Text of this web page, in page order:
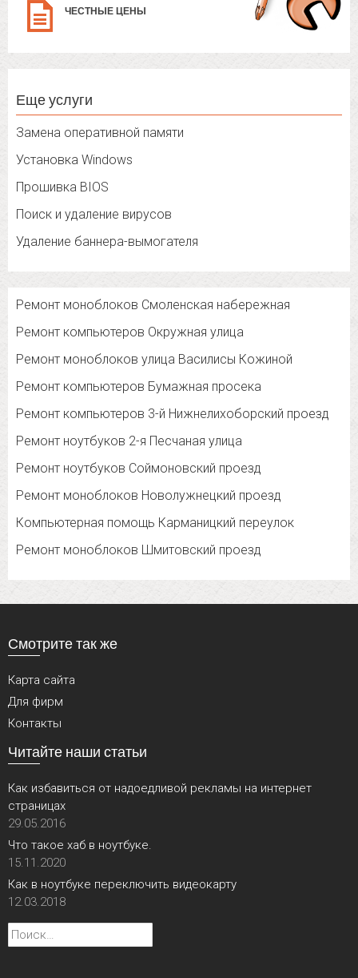
ЧЕСТНЫЕ ЦЕНЫ
Еще услуги
Замена оперативной памяти
Установка Windows
Прошивка BIOS
Поиск и удаление вирусов
Удаление баннера-вымогателя
Ремонт моноблоков Смоленская набережная
Ремонт компьютеров Окружная улица
Ремонт моноблоков улица Василисы Кожиной
Ремонт компьютеров Бумажная просека
Ремонт компьютеров 3-й Нижнелихоборский проезд
Ремонт ноутбуков 2-я Песчаная улица
Ремонт ноутбуков Соймоновский проезд
Ремонт моноблоков Новолужнецкий проезд
Компьютерная помощь Карманицкий переулок
Ремонт моноблоков Шмитовский проезд
Смотрите так же
Карта сайта
Для фирм
Контакты
Читайте наши статьи
Как избавиться от надоедливой рекламы на интернет
страницах
29.05.2016
Что такое хаб в ноутбуке.
15.11.2020
Как в ноутбуке переключить видеокарту
12.03.2018
Найти: